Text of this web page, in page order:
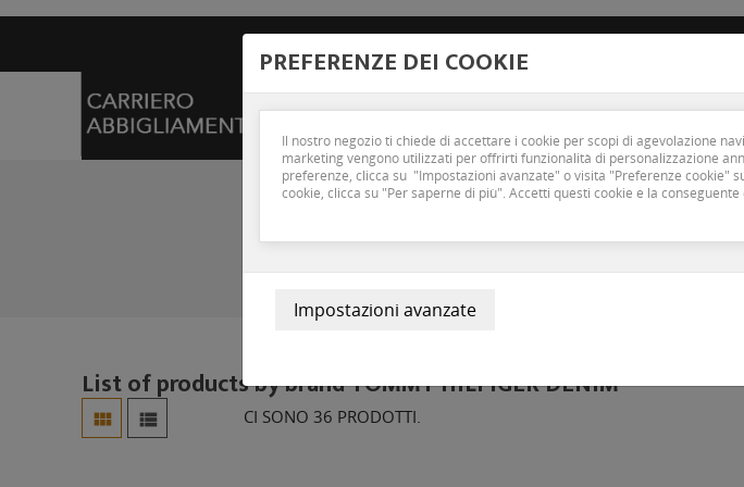
PREFERENZE DEI COOKIE
Il nostro negozio ti chiede di accettare i cookie per scopi di agevolazione
marketing vengono utilizzati per offrirti funzionalità di personalizzazione
preferenze, clicca su "Impostazioni avanzate" o visita "Preferenze cookie"
cookie, clicca su "Per saperne di più". Accetti questi cookie e la
HOME WOMAN MAN OUTLET
Home Marchi
List of products by brand TOMMY HILFIGER DENIM
  CI SONO 36 PRODOTTI.